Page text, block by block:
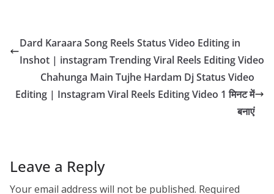
Dard Karaara Song Reels Status Video Editing in
Inshot | instagram Trending Viral Reels Editing Video
Chahunga Main Tujhe Hardam Dj Status Video
Editing | Instagram Viral Reels Editing Video 1 मिनट में
बनाएं
Leave a Reply
Your email address will not be published. Required